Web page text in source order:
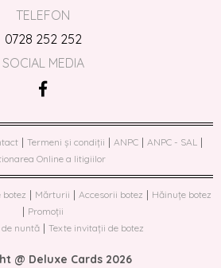
TELEFON
0728 252 252
SOCIAL MEDIA
| Termeni și condiții | ANPC | ANPC - SAL |
Online a litigiilor
botez | Mărturii | Accesorii botez | Hăinuțe botez
| Promoții
nuntă | Texte invitații de botez
@ Deluxe Cards 2026